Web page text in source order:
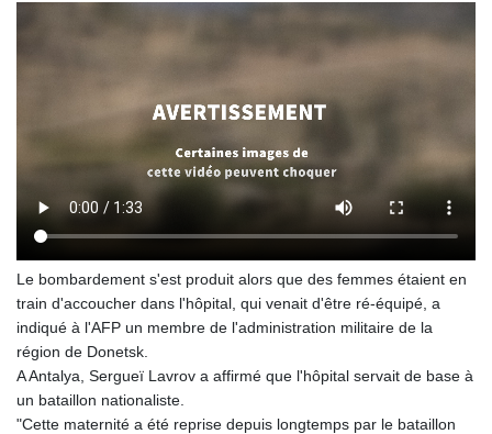
Le bombardement s'est produit alors que des femmes étaient en
train d'accoucher dans l'hôpital, qui venait d'être ré-équipé, a
indiqué à l'AFP un membre de l'administration militaire de la
région de Donetsk.
A Antalya, Sergueï Lavrov a affirmé que l'hôpital servait de base à
un bataillon nationaliste.
"Cette maternité a été reprise depuis longtemps par le bataillon